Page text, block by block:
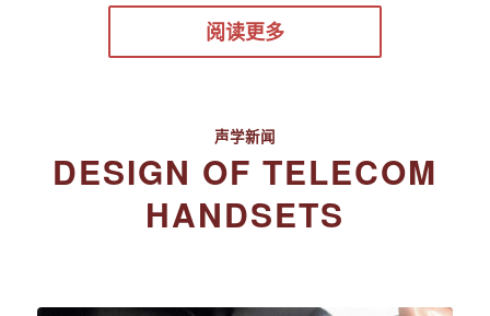
阅读更多
声学新闻
DESIGN OF TELECOM
HANDSETS